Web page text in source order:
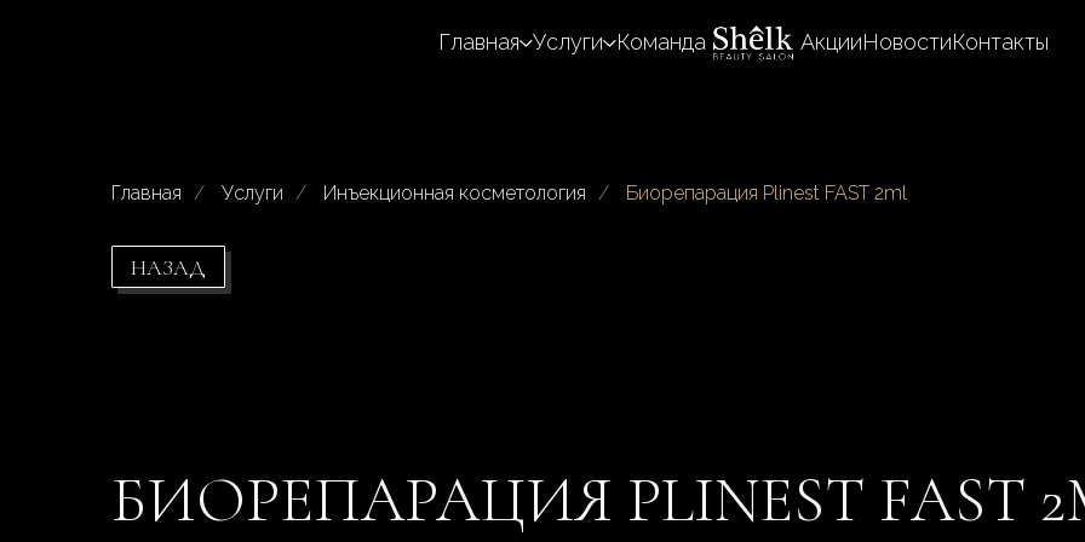
Главная Услуги Команда АкцииНовостиКонтакты
Главная / Услуги / Инъекционная косметология / Биорепарация Plinest FAST 2ml
НАЗАД
БИОРЕПАРАЦИЯ PLINEST FAST